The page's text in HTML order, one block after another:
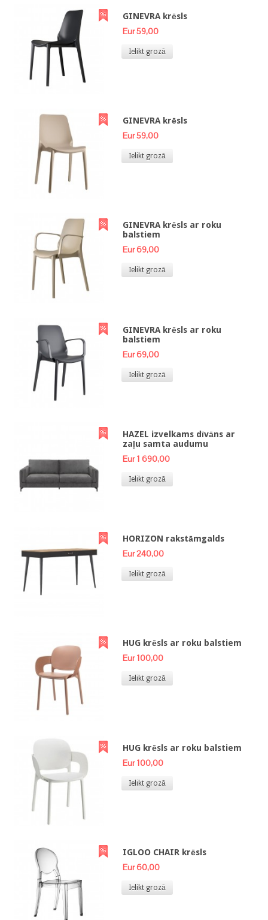
GINEVRA krēsls
Eur 59,00
Ielikt grozā
GINEVRA krēsls
Eur 59,00
Ielikt grozā
GINEVRA krēsls ar roku
balstiem
Eur 69,00
Ielikt grozā
GINEVRA krēsls ar roku
balstiem
Eur 69,00
Ielikt grozā
HAZEL izvelkams dīvāns ar
zaļu samta audumu
Eur 1 690,00
Ielikt grozā
HORIZON rakstāmgalds
Eur 240,00
Ielikt grozā
HUG krēsls ar roku balstiem
Eur 100,00
Ielikt grozā
HUG krēsls ar roku balstiem
Eur 100,00
Ielikt grozā
IGLOO CHAIR krēsls
Eur 60,00
Ielikt grozā